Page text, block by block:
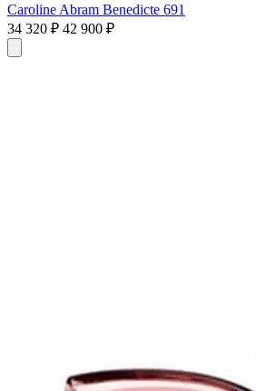
Caroline Abram Benedicte 691
34 320 ₽ 42 900 ₽